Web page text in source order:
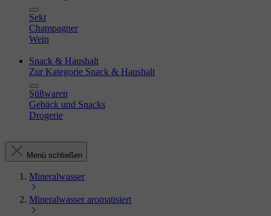
Sekt
Champagner
Wein
Snack & Haushalt
Zur Kategorie Snack & Haushalt
Süßwaren
Gebäck und Snacks
Drogerie
Menü schließen
Mineralwasser
Mineralwasser aromatisiert